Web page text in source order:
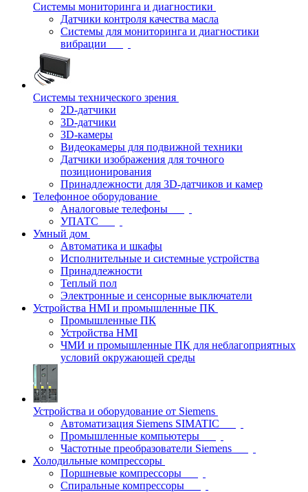
Системы мониторинга и диагностики
Датчики контроля качества масла
Системы для мониторинга и диагностики
вибрации
Системы технического зрения
2D-датчики
3D-датчики
3D-камеры
Видеокамеры для подвижной техники
Датчики изображения для точного
позиционирования
Принадлежности для 3D-датчиков и камер
Телефонное оборудование
Аналоговые телефоны
УПАТС
Умный дом
Автоматика и шкафы
Исполнительные и системные устройства
Принадлежности
Теплый пол
Электронные и сенсорные выключатели
Устройства HMI и промышленные ПК
Промышленные ПК
Устройства HMI
ЧМИ и промышленные ПК для неблагоприятных
условий окружающей среды
Устройства и оборудование от Siemens
Автоматизация Siemens SIMATIC
Промышленные компьютеры
Частотные преобразователи Siemens
Холодильные компрессоры
Поршневые компрессоры
Спиральные компрессоры